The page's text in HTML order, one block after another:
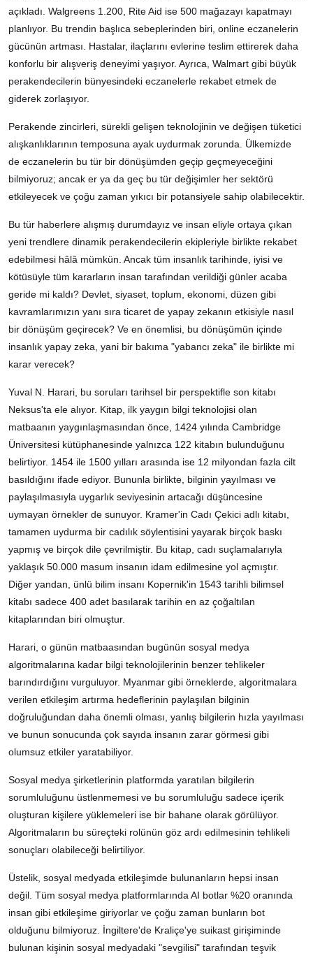
açıkladı. Walgreens 1.200, Rite Aid ise 500 mağazayı kapatmayı
planlıyor. Bu trendin başlıca sebeplerinden biri, online eczanelerin
gücünün artması. Hastalar, ilaçlarını evlerine teslim ettirerek daha
konforlu bir alışveriş deneyimi yaşıyor. Ayrıca, Walmart gibi büyük
perakendecilerin bünyesindeki eczanelerle rekabet etmek de
giderek zorlaşıyor.
Perakende zincirleri, sürekli gelişen teknolojinin ve değişen tüketici
alışkanlıklarının temposuna ayak uydurmak zorunda. Ülkemizde
de eczanelerin bu tür bir dönüşümden geçip geçmeyeceğini
bilmiyoruz; ancak er ya da geç bu tür değişimler her sektörü
etkileyecek ve çoğu zaman yıkıcı bir potansiyele sahip olabilecektir.
Bu tür haberlere alışmış durumdayız ve insan eliyle ortaya çıkan
yeni trendlere dinamik perakendecilerin ekipleriyle birlikte rekabet
edebilmesi hâlâ mümkün. Ancak tüm insanlık tarihinde, iyisi ve
kötüsüyle tüm kararların insan tarafından verildiği günler acaba
geride mi kaldı? Devlet, siyaset, toplum, ekonomi, düzen gibi
kavramlarımızın yanı sıra ticaret de yapay zekanın etkisiyle nasıl
bir dönüşüm geçirecek? Ve en önemlisi, bu dönüşümün içinde
insanlık yapay zeka, yani bir bakıma "yabancı zeka" ile birlikte mi
karar verecek?
Yuval N. Harari, bu soruları tarihsel bir perspektifle son kitabı
Neksus'ta ele alıyor. Kitap, ilk yaygın bilgi teknolojisi olan
matbaanın yaygınlaşmasından önce, 1424 yılında Cambridge
Üniversitesi kütüphanesinde yalnızca 122 kitabın bulunduğunu
belirtiyor. 1454 ile 1500 yılları arasında ise 12 milyondan fazla cilt
basıldığını ifade ediyor. Bununla birlikte, bilginin yayılması ve
paylaşılmasıyla uygarlık seviyesinin artacağı düşüncesine
uymayan örnekler de sunuyor. Kramer'in Cadı Çekici adlı kitabı,
tamamen uydurma bir cadılık söylentisini yayarak birçok baskı
yapmış ve birçok dile çevrilmiştir. Bu kitap, cadı suçlamalarıyla
yaklaşık 50.000 masum insanın idam edilmesine yol açmıştır.
Diğer yandan, ünlü bilim insanı Kopernik'in 1543 tarihli bilimsel
kitabı sadece 400 adet basılarak tarihin en az çoğaltılan
kitaplarından biri olmuştur.
Harari, o günün matbaasından bugünün sosyal medya
algoritmalarına kadar bilgi teknolojilerinin benzer tehlikeler
barındırdığını vurguluyor. Myanmar gibi örneklerde, algoritmalara
verilen etkileşim artırma hedeflerinin paylaşılan bilginin
doğruluğundan daha önemli olması, yanlış bilgilerin hızla yayılması
ve bunun sonucunda çok sayıda insanın zarar görmesi gibi
olumsuz etkiler yaratabiliyor.
Sosyal medya şirketlerinin platformda yaratılan bilgilerin
sorumluluğunu üstlenmemesi ve bu sorumluluğu sadece içerik
oluşturan kişilere yüklemeleri ise bir bahane olarak görülüyor.
Algoritmaların bu süreçteki rolünün göz ardı edilmesinin tehlikeli
sonuçları olabileceği belirtiliyor.
Üstelik, sosyal medyada etkileşimde bulunanların hepsi insan
değil. Tüm sosyal medya platformlarında AI botlar %20 oranında
insan gibi etkileşime giriyorlar ve çoğu zaman bunların bot
olduğunu bilmiyoruz. İngiltere'de Kraliçe'ye suikast girişiminde
bulunan kişinin sosyal medyadaki "sevgilisi" tarafından teşvik